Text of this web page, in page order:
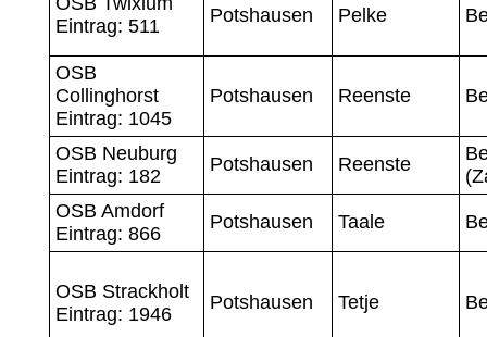
Eintrag: 511
Potshausen Pelke
OSB
Collinghorst
Eintrag: 1045
Potshausen Reenste
OSB Neuburg
Eintrag: 182
Potshausen Reenste
OSB Amdorf
Eintrag: 866
Potshausen Taale
OSB Strackholt
Eintrag: 1946
Potshausen Tetje